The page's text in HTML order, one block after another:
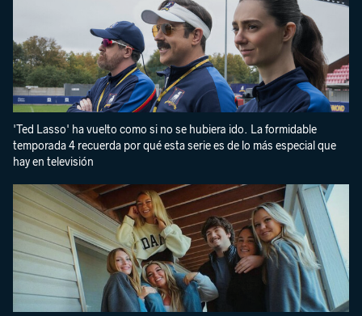
'Ted Lasso' ha vuelto como si no se hubiera ido. La formidable
temporada 4 recuerda por qué esta serie es de lo más especial que
hay en televisión